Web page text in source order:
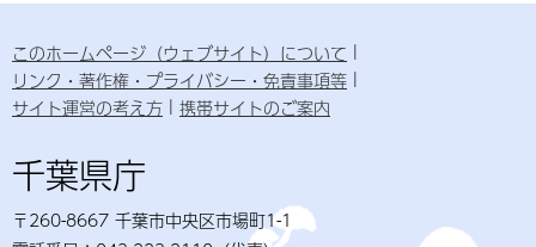
このホームページ（ウェブサイト）について
リンク・著作権・プライバシー・免責事項等
サイト運営の考え方
携帯サイトのご案内
千葉県庁
〒260-8667 千葉市中央区市場町1-1